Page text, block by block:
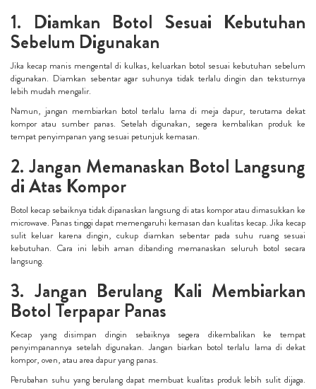
1. Diamkan Botol Sesuai Kebutuhan
Sebelum Digunakan
Jika kecap manis mengental di kulkas, keluarkan botol sesuai kebutuhan sebelum
digunakan. Diamkan sebentar agar suhunya tidak terlalu dingin dan teksturnya
lebih mudah mengalir.
Namun, jangan membiarkan botol terlalu lama di meja dapur, terutama dekat
kompor atau sumber panas. Setelah digunakan, segera kembalikan produk ke
tempat penyimpanan yang sesuai petunjuk kemasan.
2. Jangan Memanaskan Botol Langsung
di Atas Kompor
Botol kecap sebaiknya tidak dipanaskan langsung di atas kompor atau dimasukkan ke
microwave. Panas tinggi dapat memengaruhi kemasan dan kualitas kecap. Jika kecap
sulit keluar karena dingin, cukup diamkan sebentar pada suhu ruang sesuai
kebutuhan. Cara ini lebih aman dibanding memanaskan seluruh botol secara
langsung.
3. Jangan Berulang Kali Membiarkan
Botol Terpapar Panas
Kecap yang disimpan dingin sebaiknya segera dikembalikan ke tempat
penyimpanannya setelah digunakan. Jangan biarkan botol terlalu lama di dekat
kompor, oven, atau area dapur yang panas.
Perubahan suhu yang berulang dapat membuat kualitas produk lebih sulit dijaga.